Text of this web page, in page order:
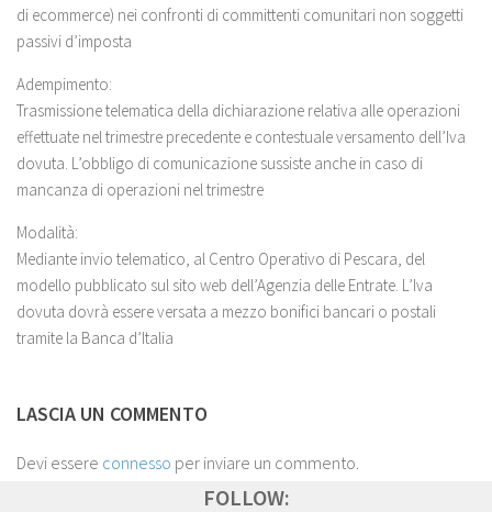
di ecommerce) nei confronti di committenti comunitari non soggetti
passivi d’imposta
Adempimento:
Trasmissione telematica della dichiarazione relativa alle operazioni
effettuate nel trimestre precedente e contestuale versamento dell’Iva
dovuta. L’obbligo di comunicazione sussiste anche in caso di
mancanza di operazioni nel trimestre
Modalità:
Mediante invio telematico, al Centro Operativo di Pescara, del
modello pubblicato sul sito web dell’Agenzia delle Entrate. L’Iva
dovuta dovrà essere versata a mezzo bonifici bancari o postali
tramite la Banca d’Italia
LASCIA UN COMMENTO
Devi essere connesso per inviare un commento.
FOLLOW: